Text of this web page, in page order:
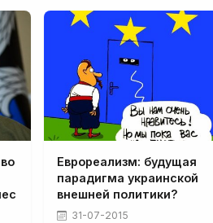
Еврореализм: будущая
парадигма украинской
внешней политики?
31-07-2015